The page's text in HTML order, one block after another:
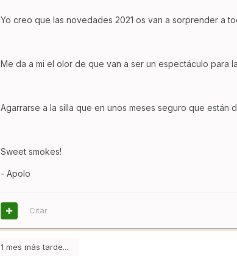
Yo creo que las novedades 2021 os van a sorprender a
Me da a mi el olor de que van a ser un espectáculo para
Agarrarse a la silla que en unos meses seguro que están
Sweet smokes!
- Apolo
Citar
1 mes más tarde...